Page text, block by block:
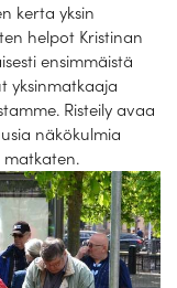
kerta yksin
helpot Kristinan
ensimmäistä
yksinmatkaaja
Risteily avaa
näkökulmia